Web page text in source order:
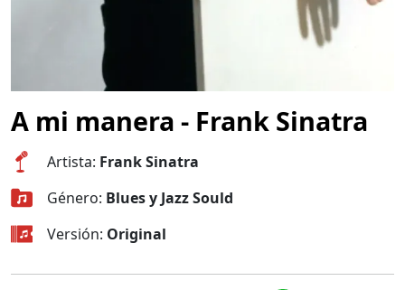
A mi manera - Frank Sinatra
Artista: Frank Sinatra
Género: Blues y Jazz Sould
Versión: Original